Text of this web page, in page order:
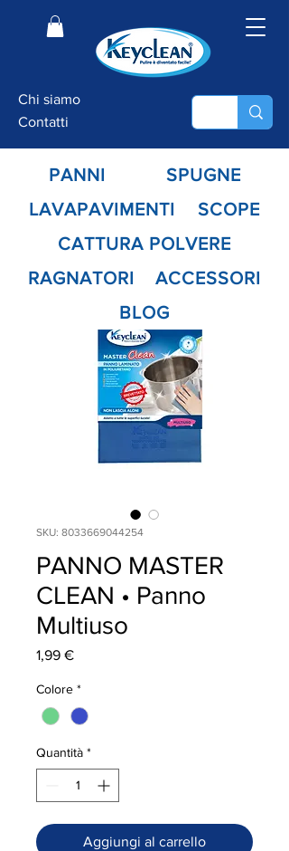
Chi siamo
Contatti
PANNI
SPUGNE
LAVAPAVIMENTI
SCOPE
CATTURA POLVERE
RAGNATORI
ACCESSORI
BLOG
SKU: 8033669044254
PANNO MASTER
CLEAN • Panno
Multiuso
1,99 €Prezzo
Colore *
Quantità *
Aggiungi al carrello